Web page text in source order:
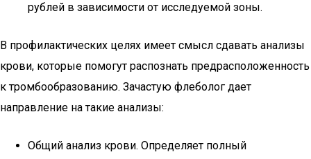
рублей в зависимости от исследуемой зоны.
В профилактических целях имеет смысл сдавать анализы
крови, которые помогут распознать предрасположенность
к тромбообразованию. Зачастую флеболог дает
направление на такие анализы:
Общий анализ крови. Определяет полный